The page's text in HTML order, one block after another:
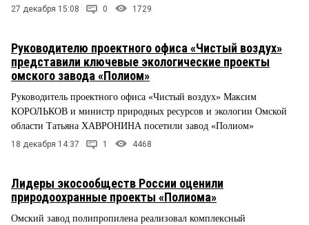
27 декабря 15:08 0 1729
Руководителю проектного офиса «Чистый воздух»
представили ключевые экологические проекты
омского завода «Полиом»
Руководитель проектного офиса «Чистый воздух» Максим
КОРОЛЬКОВ и министр природных ресурсов и экологии Омской
области Татьяна ХАВРОНИНА посетили завод «Полиом»
18 декабря 14:37 1 4468
Лидеры экосообществ России оценили
природоохранные проекты «Полиома»
Омский завод полипропилена реализовал комплексный